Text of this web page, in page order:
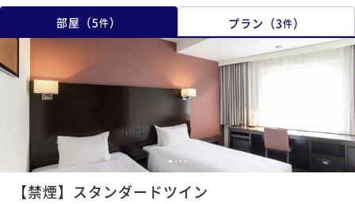
部屋 （5件） プラン （3件）
1 2 34
【禁煙】スタンダードツイン